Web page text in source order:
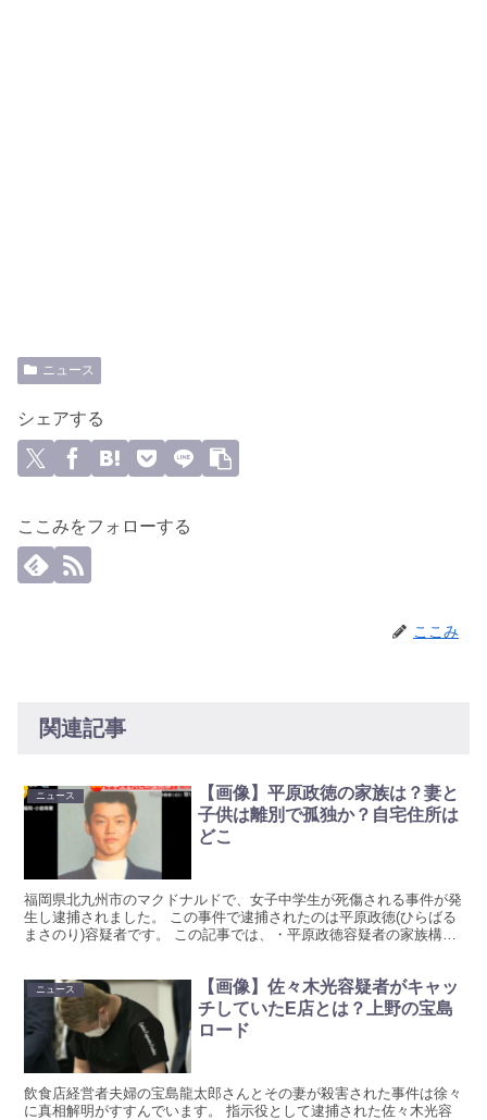
ニュース
シェアする
ここみをフォローする
ここみ
関連記事
ニュース
【画像】平原政徳の家族は？妻と
子供は離別で孤独か？自宅住所は
どこ
福岡県北九州市のマクドナルドで、女子中学生が死傷される事件が発
生し逮捕されました。 この事件で逮捕されたのは平原政徳(ひらばる
まさのり)容疑者です。 この記事では、・平原政徳容疑者の家族構成
ニュース
【画像】佐々木光容疑者がキャッ
チしていたE店とは？上野の宝島
ロード
飲食店経営者夫婦の宝島龍太郎さんとその妻が殺害された事件は徐々
に真相解明がすすんでいます。 指示役として逮捕された佐々木光容